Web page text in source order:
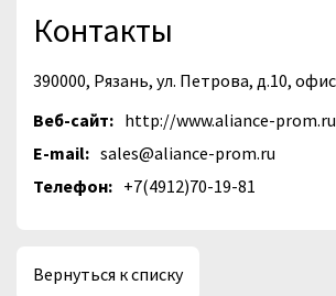
Контакты
390000, Рязань, ул. Петрова, д.10,
Веб-сайт: http://www.aliance-prom.ru
E-mail: sales@aliance-prom.ru
Телефон: +7(4912)70-19-81
Вернуться к списку